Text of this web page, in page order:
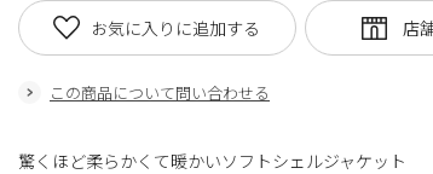
この商品について問い合わせる
お気に入りに追加する
驚くほど柔らかくて暖かいソフトシェルジャケット